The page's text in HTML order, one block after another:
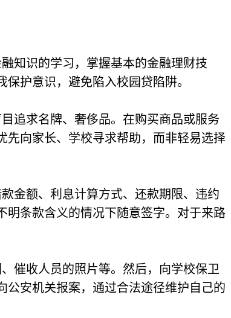
知识的学习，掌握基本的金融理财技
护意识，避免陷入校园贷陷阱。
追求名牌、奢侈品。在购买商品或服务
先向家长、学校寻求帮助，而非轻易选择
金额、利息计算方式、还款期限、违约
明条款含义的情况下随意签字。对于来路
催收人员的照片等。然后，向学校保卫
公安机关报案，通过合法途径维护自己的